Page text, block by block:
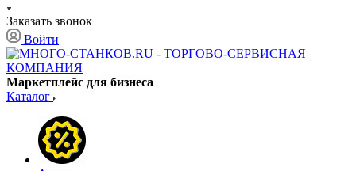
Заказать звонок
Войти
Маркетплейс для бизнеса
Каталог